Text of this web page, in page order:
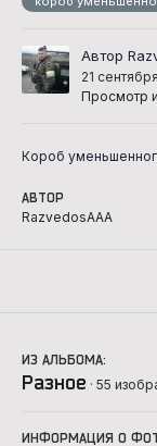
Автор
21
Просмотр
Короб
АВТОР
RazvedosAAA
ИЗ АЛЬБОМА:
Разное · 55
ИНФОРМАЦИЯ О